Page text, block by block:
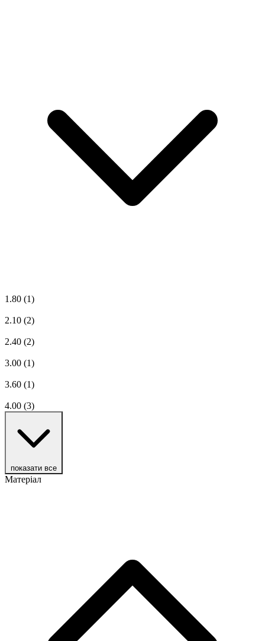
1.80 (1)
2.10 (2)
2.40 (2)
3.00 (1)
3.60 (1)
4.00 (3)
показати все
Матеріал